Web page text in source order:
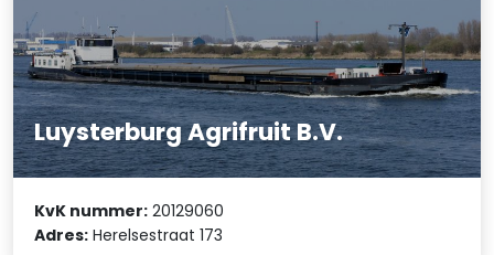
Luysterburg Agrifruit B.V.
KvK nummer: 20129060
Adres: Herelsestraat 173